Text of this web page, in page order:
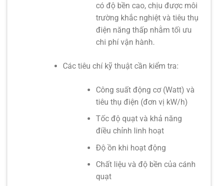
có độ bền cao, chịu được môi
trường khắc nghiệt và tiêu thụ
điện năng thấp nhằm tối ưu
chi phí vận hành.
Các tiêu chí kỹ thuật cần kiểm tra:
Công suất động cơ (Watt) và
tiêu thụ điện (đơn vị kW/h)
Tốc độ quạt và khả năng
điều chỉnh linh hoạt
Độ ồn khi hoạt động
Chất liệu và độ bền của cánh
quạt